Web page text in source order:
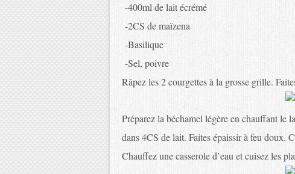
-400ml de lait écrémé
-2CS de maïzena
-Basilique
-Sel, poivre
Râpez les 2 courgettes à la grosse grille.
Préparez la béchamel légère en chauffant le
dans 4CS de lait. Faites épaissir à feu doux.
Chauffez une casserole d’eau et cuisez les